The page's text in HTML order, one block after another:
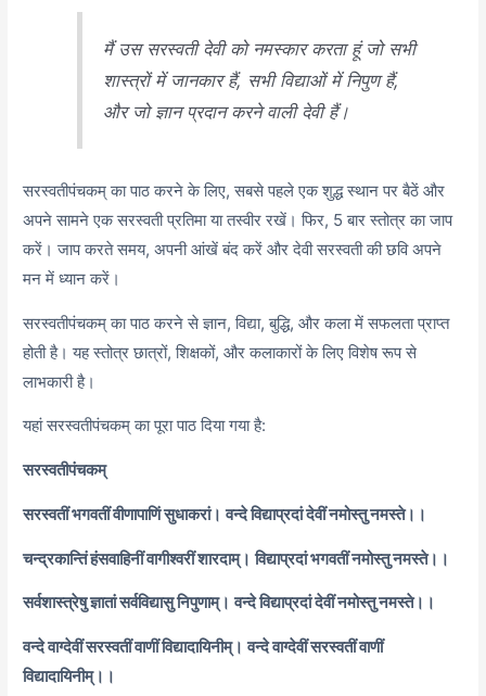
मैं उस सरस्वती देवी को नमस्कार करता हूं जो सभी
शास्त्रों में जानकार हैं, सभी विद्याओं में निपुण हैं,
और जो ज्ञान प्रदान करने वाली देवी हैं।
सरस्वतीपंचकम् का पाठ करने के लिए, सबसे पहले एक शुद्ध स्थान पर बैठें और
अपने सामने एक सरस्वती प्रतिमा या तस्वीर रखें। फिर, 5 बार स्तोत्र का जाप
करें। जाप करते समय, अपनी आंखें बंद करें और देवी सरस्वती की छवि अपने
मन में ध्यान करें।
सरस्वतीपंचकम् का पाठ करने से ज्ञान, विद्या, बुद्धि, और कला में सफलता प्राप्त
होती है। यह स्तोत्र छात्रों, शिक्षकों, और कलाकारों के लिए विशेष रूप से
लाभकारी है।
यहां सरस्वतीपंचकम् का पूरा पाठ दिया गया है:
सरस्वतीपंचकम्
सरस्वतीं भगवतीं वीणापाणिं सुधाकरां। वन्दे विद्याप्रदां देवीं नमोस्तु नमस्ते।।
चन्द्रकान्तिं हंसवाहिनीं वागीश्वरीं शारदाम्। विद्याप्रदां भगवतीं नमोस्तु नमस्ते।।
सर्वशास्त्रेषु ज्ञातां सर्वविद्यासु निपुणाम्। वन्दे विद्याप्रदां देवीं नमोस्तु नमस्ते।।
वन्दे वाग्देवीं सरस्वतीं वाणीं विद्यादायिनीम्। वन्दे वाग्देवीं सरस्वतीं वाणीं
विद्यादायिनीम्।।